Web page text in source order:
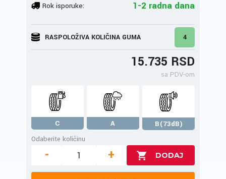
Rok isporuke: 1-2 radna dana
RASPOLOŽIVA KOLIČINA GUMA 4
15.735 RSD
sa PDV-om
C A
B(73dB)
Odaberite količinu
- +